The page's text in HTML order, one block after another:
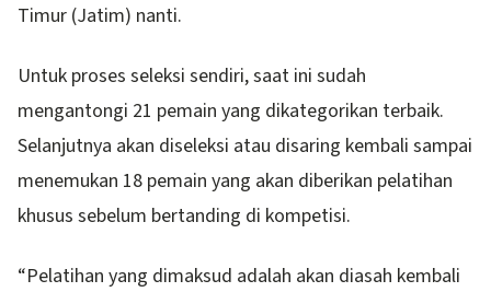
Timur (Jatim) nanti.
Untuk proses seleksi sendiri, saat ini sudah
mengantongi 21 pemain yang dikategorikan terbaik.
Selanjutnya akan diseleksi atau disaring kembali sampai
menemukan 18 pemain yang akan diberikan pelatihan
khusus sebelum bertanding di kompetisi.
“Pelatihan yang dimaksud adalah akan diasah kembali